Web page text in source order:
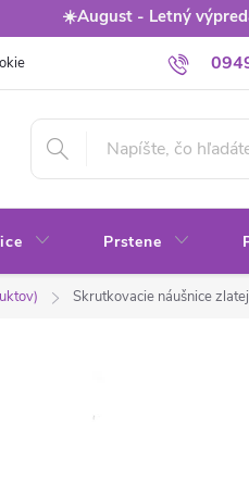
☀️August - Letný
Obchodné
Prstene
Skrutkovacie náušnice